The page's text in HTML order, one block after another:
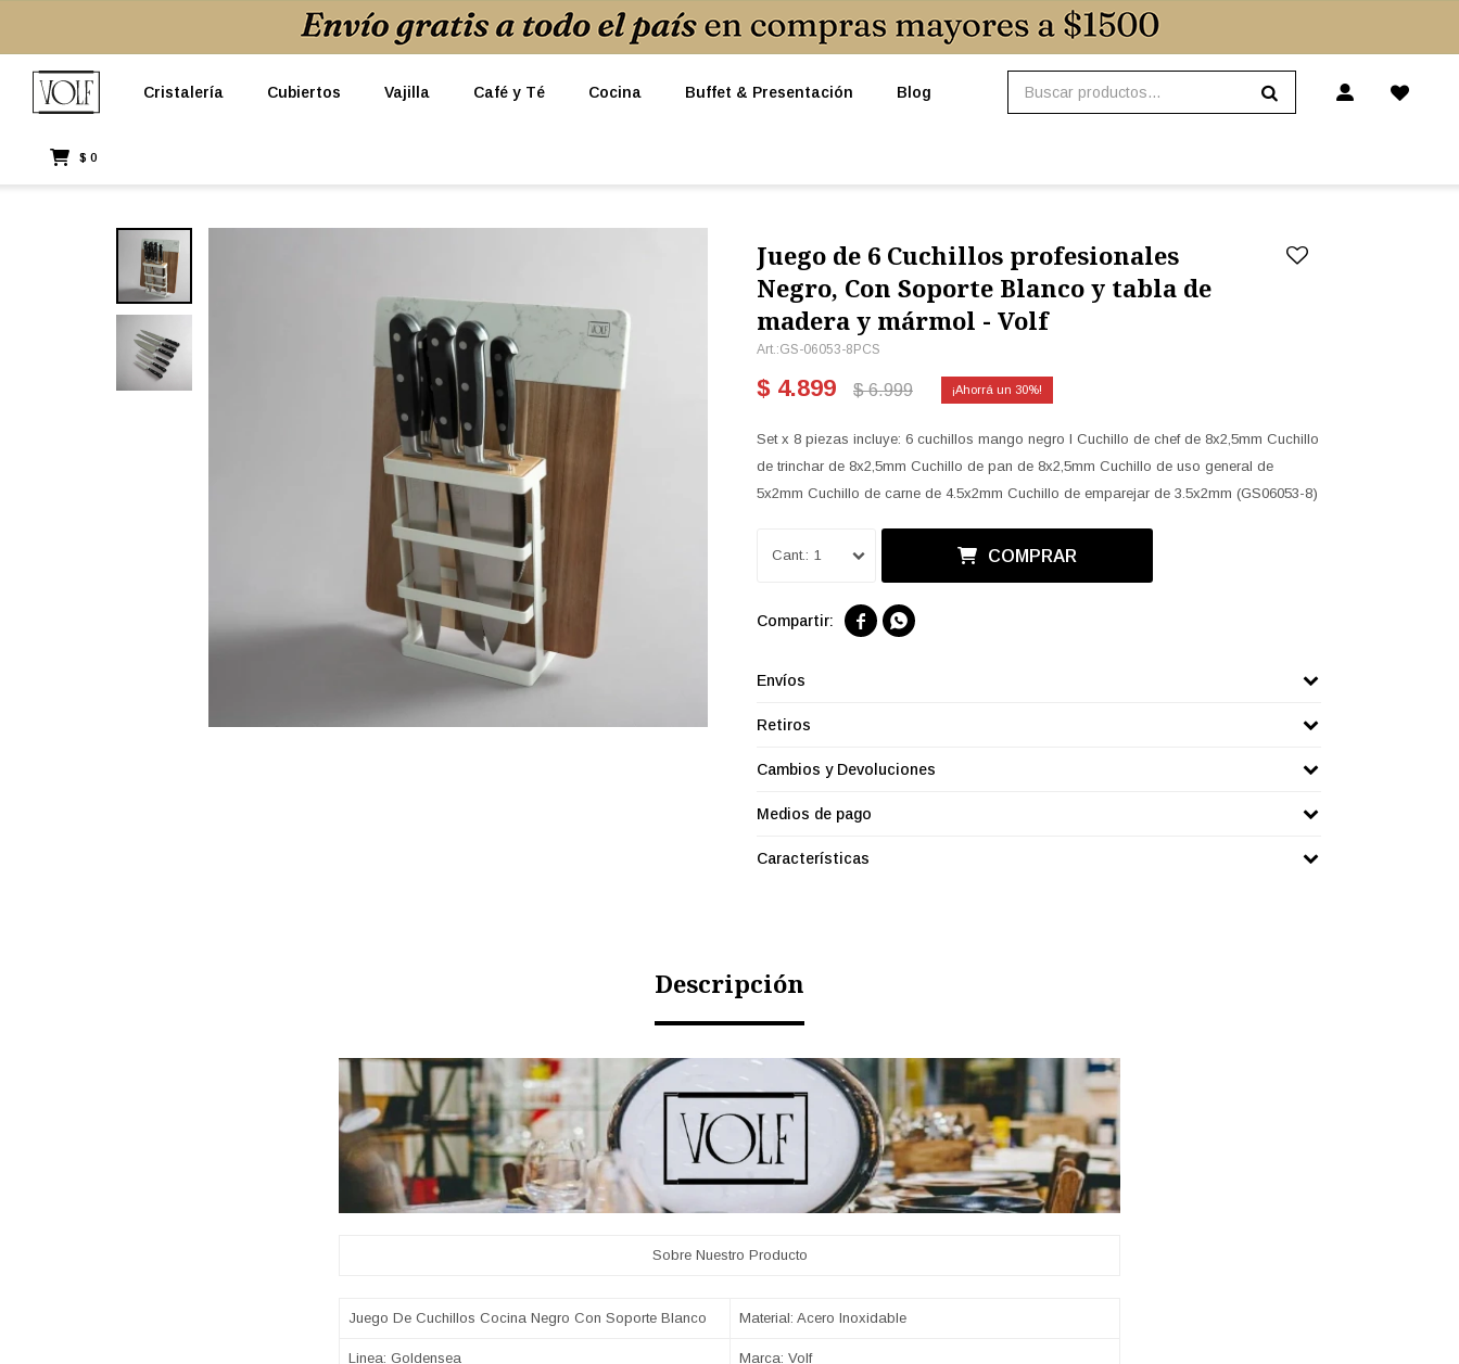
Cristalería Cubiertos Vajilla Café y Té Cocina Buffet & Presentación Blog
$ 0
Juego de 6 Cuchillos profesionales
Negro, Con Soporte Blanco y tabla de
madera y mármol - Volf
GS-06053-8PCS
$ 4.899 $ 6.999 30
Set x 8 piezas incluye: 6 cuchillos mango negro I Cuchillo de chef de 8x2,5mm Cuchillo
de trinchar de 8x2,5mm Cuchillo de pan de 8x2,5mm Cuchillo de uso general de
5x2mm Cuchillo de carne de 4.5x2mm Cuchillo de emparejar de 3.5x2mm (GS06053-8)
1 COMPRAR
 
Envíos
Retiros
Cambios y Devoluciones
Medios de pago
Características
Descripción
Sobre Nuestro Producto
Juego De Cuchillos Cocina Negro Con Soporte Blanco Material: Acero Inoxidable
Linea: Goldensea Marca: Volf